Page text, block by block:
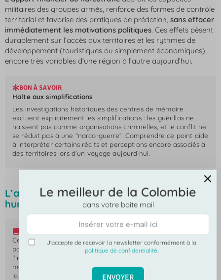
militaires des groupes armés, renforce des formes de contrôle
territorial et favorise des pratiques de prédation, sans effacer
immédiatement les motivations politiques. Ces effets pèsent
durablement sur l’accès aux territoires et les rythmes de
développement (touristiques ou simplement économiques),
encore très variables d’une région à l’autre aujourd’hui.
BON À SAVOIR
Halte aux simplifications
Les investigations historiques des centres de mémoire
excluent explicitement les simplifications : les guérillas ne
naissent pas comme organisations criminelles, et le conflit ne
se réduit pas à une “narco-guerre”. Comprendre ce point aide
à interpréter certains récits et perceptions encore associés à
des territoires lors d’un voyage aujourd’hui.
L’apogée du conflit et ses conséquences
humaines et territoriales
EN RÉSUMÉ
Cette période concentre un maximum de violence, marquée
par la montée en puissance de chaque groupe armé et
l’intensification des affrontements. Les conséquences sont
majeurs sur le plan humain et territorial et rappel l’époque de
la Violencia : nombreuses victimes, déplacements forcés,
Le meilleur de la Colombie
dans votre boite mail
J'accepte de recevoir la newsletter conformément à la
politique de confidentialité.
ENVOYER